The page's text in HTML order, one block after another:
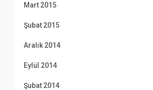
Mart 2015
Şubat 2015
Aralık 2014
Eylül 2014
Şubat 2014